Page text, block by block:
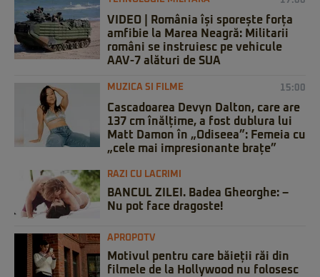
VIDEO | România își sporește forța
amfibie la Marea Neagră: Militarii
români se instruiesc pe vehicule
AAV-7 alături de SUA
MUZICA SI FILME 15:00
Cascadoarea Devyn Dalton, care are
137 cm înălțime, a fost dublura lui
Matt Damon în „Odiseea”: Femeia cu
„cele mai impresionante brațe”
RAZI CU LACRIMI
BANCUL ZILEI. Badea Gheorghe: –
Nu pot face dragoste!
APROPOTV
Motivul pentru care băieții răi din
filmele de la Hollywood nu folosesc